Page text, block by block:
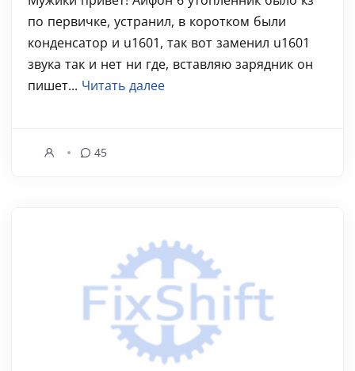
по первичке, устранил, в коротком были
конденсатор и u1601, так вот заменил u1601
звука так и нет ни где, вставляю зарядник он
пишет... Читать далее
45